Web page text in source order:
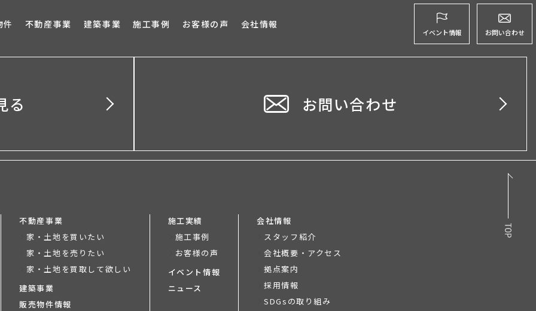
件 不動産事業 建築事業 施工事例 お客様の声 会社情報
イベント情報 お問い合わせ
る お問い合わせ
不動産事業
家・土地を買いたい
家・土地を売りたい
家・土地を買取して欲しい
建築事業
販売物件情報
施工実績
施工事例
お客様の声
イベント情報
ニュース
会社情報
スタッフ紹介
会社概要・アクセス
拠点案内
採用情報
SDGsの取り組み